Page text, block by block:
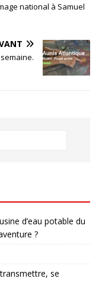
national à Samuel
d’eau potable du
?
se